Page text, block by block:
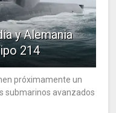
y Alemania
214
próximamente un
submarinos avanzados